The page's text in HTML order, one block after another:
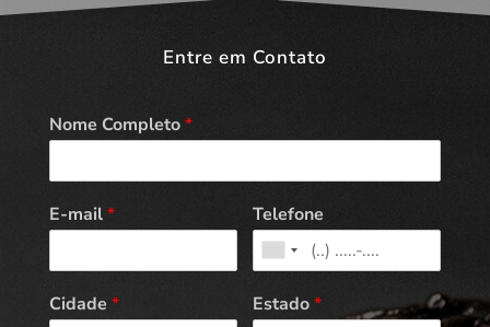
Entre em Contato
Nome Completo*
E-mail* Telefone
Cidade * Estado*